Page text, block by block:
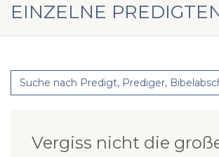
EINZELNE
Search
for:
Vergiss nicht die